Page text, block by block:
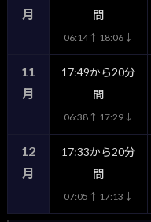
月
間
06:14↑ 18:06↓
11
月
17:49から20分
間
06:38↑ 17:29↓
12
月
17:33から20分
間
07:05↑ 17:13↓